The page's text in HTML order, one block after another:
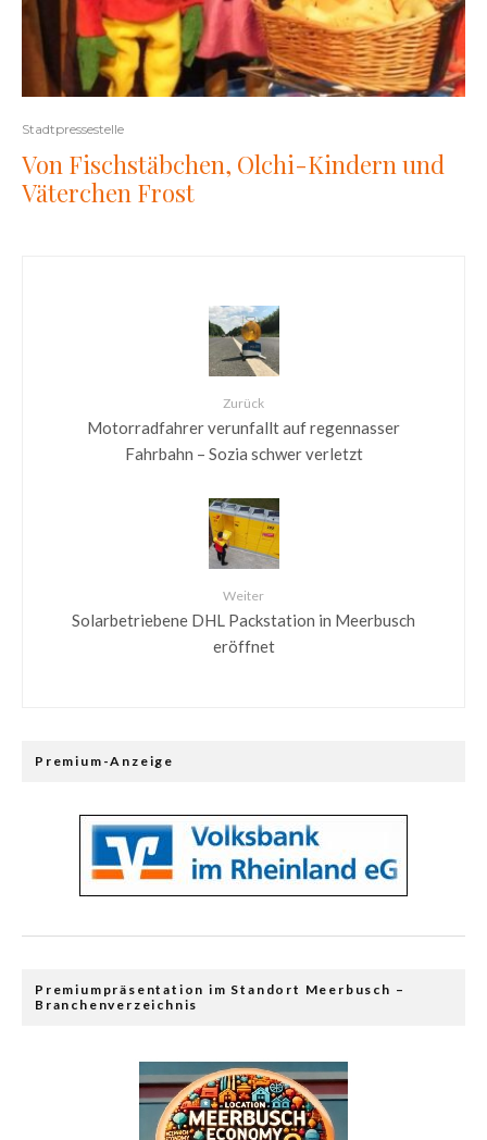
Stadtpressestelle
Von Fischstäbchen, Olchi-Kindern und
Väterchen Frost
Zurück
Motorradfahrer verunfallt auf regennasser
Fahrbahn – Sozia schwer verletzt
Weiter
Solarbetriebene DHL Packstation in Meerbusch
eröffnet
Premium-Anzeige
Premiumpräsentation im Standort Meerbusch –
Branchenverzeichnis